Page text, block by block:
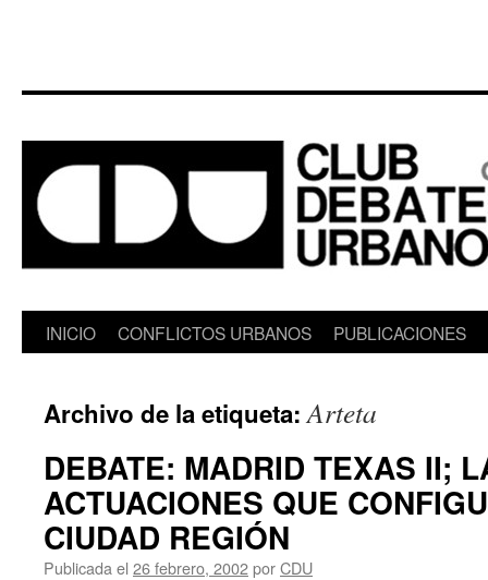
Saltar
contenido
INICIO CONFLICTOS URBANOS PUBLICACIONES
Archivo de la etiqueta:Arteta
DEBATE: MADRID TEXAS II;
ACTUACIONES QUE
CIUDAD REGIÓN
Publicada el 26 febrero, 2002porCDU